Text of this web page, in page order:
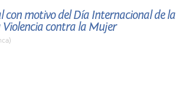
con motivo del Día Internacional de la
Violencia contra la Mujer